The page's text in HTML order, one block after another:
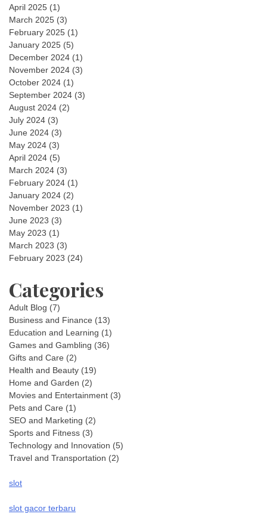
April 2025 (1)
March 2025 (3)
February 2025 (1)
January 2025 (5)
December 2024 (1)
November 2024 (3)
October 2024 (1)
September 2024 (3)
August 2024 (2)
July 2024 (3)
June 2024 (3)
May 2024 (3)
April 2024 (5)
March 2024 (3)
February 2024 (1)
January 2024 (2)
November 2023 (1)
June 2023 (3)
May 2023 (1)
March 2023 (3)
February 2023 (24)
Categories
Adult Blog (7)
Business and Finance (13)
Education and Learning (1)
Games and Gambling (36)
Gifts and Care (2)
Health and Beauty (19)
Home and Garden (2)
Movies and Entertainment (3)
Pets and Care (1)
SEO and Marketing (2)
Sports and Fitness (3)
Technology and Innovation (5)
Travel and Transportation (2)
slot
slot gacor terbaru